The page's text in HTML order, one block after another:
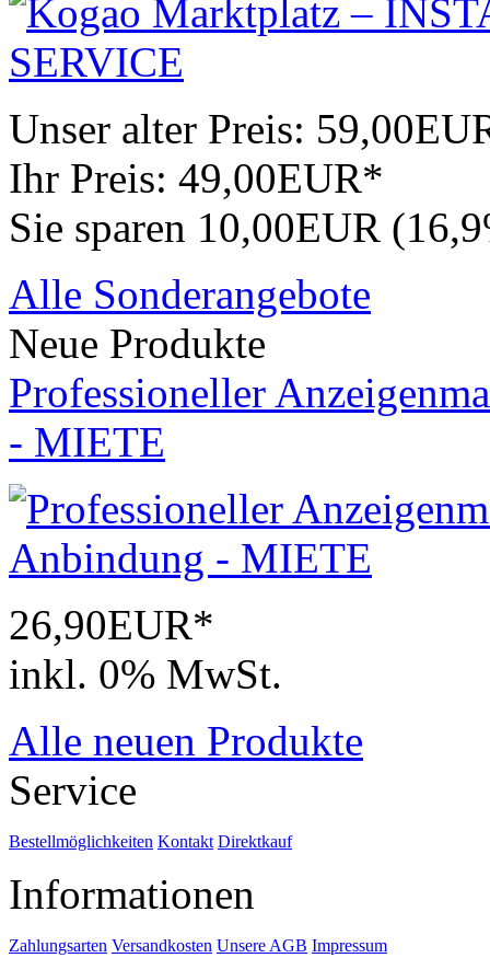
Unser alter Preis:
Ihr Preis: 49,00EUR*
Sie sparen 10,00EUR
Alle Sonderangebote
Neue Produkte
Professioneller
- MIETE
26,90EUR*
inkl. 0% MwSt.
Alle neuen Produkte
Service
Bestellmöglichkeiten Kontakt Direktkauf
Informationen
Zahlungsarten Versandkosten Unsere AGB Impressum